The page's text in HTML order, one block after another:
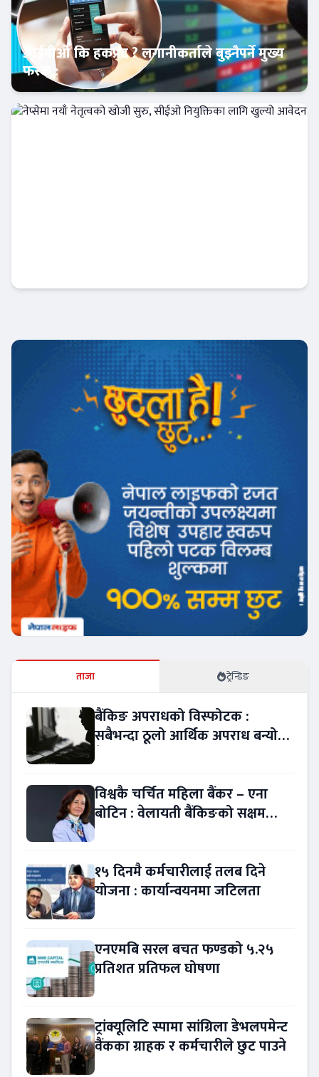
क्यापिटल मार्केट
आईपीओ कि हकप्रद ? लगानीकर्ताले बुझ्नैपर्ने मुख्य
फरक :
ताजा ट्रेन्डिङ
बैंकिङ अपराधको विस्फोटक :
सबैभन्दा ठूलो आर्थिक अपराध बन्यो
विश्वकै चर्चित महिला बैंकर – एना
बोटिन : वेलायती बैंकिङको सक्षम
१५ दिनमै कर्मचारीलाई तलब दिने
योजना : कार्यान्वयनमा जटिलता
एनएमबि सरल बचत फण्डको ५.२५
प्रतिशत प्रतिफल घोषणा
ट्रांक्यूलिटि स्पामा सांग्रिला डेभलपमेन्ट
वैंकका ग्राहक र कर्मचारीले छुट पाउने